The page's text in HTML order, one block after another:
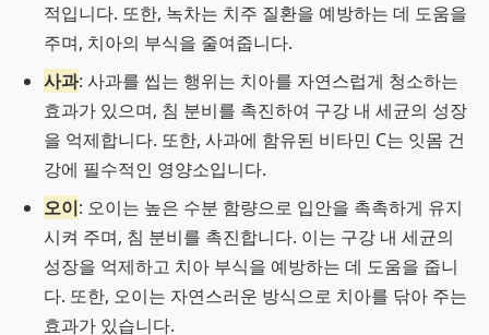
적입니다. 또한, 녹차는 치주 질환을 예방하는 데 도움을
주며, 치아의 부식을 줄여줍니다.
사과: 사과를 씹는 행위는 치아를 자연스럽게 청소하는
효과가 있으며, 침 분비를 촉진하여 구강 내 세균의 성장
을 억제합니다. 또한, 사과에 함유된 비타민 C는 잇몸 건
강에 필수적인 영양소입니다.
오이: 오이는 높은 수분 함량으로 입안을 촉촉하게 유지
시켜 주며, 침 분비를 촉진합니다. 이는 구강 내 세균의
성장을 억제하고 치아 부식을 예방하는 데 도움을 줍니
다. 또한, 오이는 자연스러운 방식으로 치아를 닦아 주는
효과가 있습니다.